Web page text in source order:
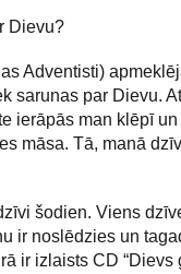
Dievu?
Adventisti)
sarunas par Dievu.
ierāpās man klēpī
māsa. Tā, manā
šodien. Viens
ir noslēdzies un
ir izlaists CD “Dievs